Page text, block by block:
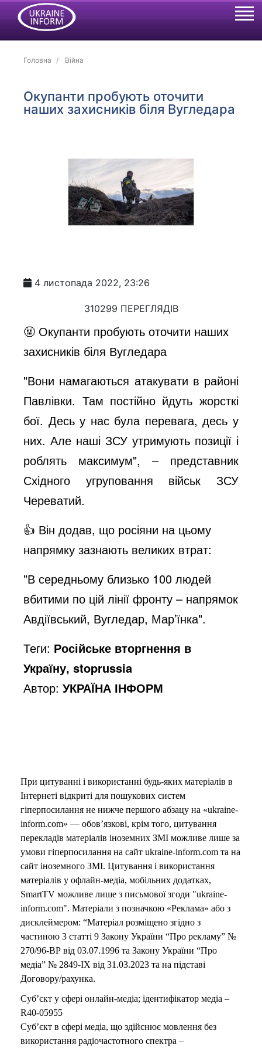
Головна Війна
Окупанти пробують оточити
наших захисників біля Вугледара
4 листопада 2022, 23:26
310299 ПЕРЕГЛЯДІВ
🤬 Окупанти пробують оточити наших
захисників біля Вугледара
"Вони намагаються атакувати в районі
Павлівки. Там постійно йдуть жорсткі
бої. Десь у нас була перевага, десь у
них. Але наші ЗСУ утримують позиції і
роблять максимум", – представник
Східного угруповання військ ЗСУ
Череватий.
👍 Він додав, що росіяни на цьому
напрямку зазнають великих втрат:
"В середньому близько 100 людей
вбитими по цій лінії фронту – напрямок
Авдіївський, Вугледар, Мар’їнка".
Теги: Російське вторгнення в
Україну, stoprussia
Автор:УКРАЇНА ІНФОРМ
При цитуванні і використанні будь-яких матеріалів в
Інтернеті відкриті для пошукових систем
гіперпосилання не нижче першого абзацу на «ukraine-
inform.com» — обов’язкові, крім того, цитування
перекладів матеріалів іноземних ЗМІ можливе лише за
умови гіперпосилання на сайт ukraine-inform.com та на
сайт іноземного ЗМІ. Цитування і використання
матеріалів у офлайн-медіа, мобільних додатках,
SmartTV можливе лише з письмової згоди "ukraine-
inform.com". Матеріали з позначкою «Реклама» або з
дисклеймером: “Матеріал розміщено згідно з
частиною 3 статті 9 Закону України “Про рекламу” №
270/96-ВР від 03.07.1996 та Закону України “Про
медіа” № 2849-IX від 31.03.2023 та на підставі
Договору/рахунка.
Суб’єкт у сфері онлайн-медіа; ідентифікатор медіа –
R40-05955
Суб’єкт в сфері медіа, що здійснює мовлення без
використання радіочастотного спектра –